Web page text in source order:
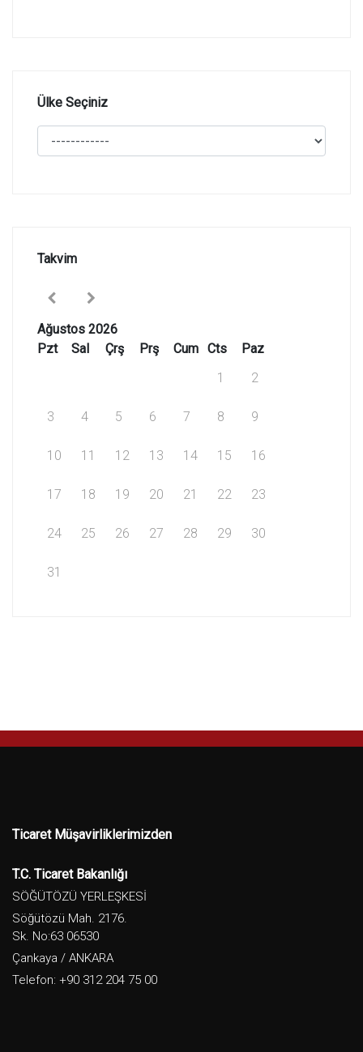
Ülke Seçiniz
Takvim
Ağustos 2026
Pzt
Sal Çrş Prş Cum Cts
Paz
1
2
3 4 5 6 7 8 9
10 11 12 13 14 15 16
17 18 19 20 21 22 23
24 25 26 27 28 29 30
31
Ticaret Müşavirliklerimizden
T.C. Ticaret Bakanlığı
SÖĞÜTÖZÜ YERLEŞKESİ
Söğütözü Mah. 2176.
Sk. No:63 06530
Çankaya / ANKARA
Telefon: +90 312 204 75 00